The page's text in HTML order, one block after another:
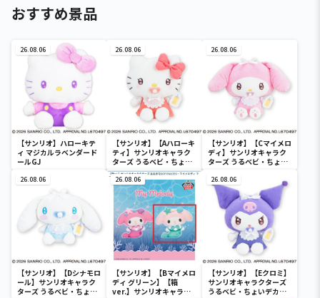
おすすめ景品
26.08.06
【サンリオ】ハローキテ
ィ マジカルラベンダード
ールGJ
26.08.06
【サンリオ】【Aハローキ
ティ】サンリオキャラク
ターズ うるベビ・ちょい
デカドール
26.08.06
【サンリオ】【Cマイメロ
ディ】サンリオキャラク
ターズ うるベビ・ちょい
26.08.06
【サンリオ】【Dシナモロ
ール】サンリオキャラク
ターズ うるベビ・ちょい
26.08.06
【サンリオ】【Bマイメロ
ディ グリーン】【箱
ver.】サンリオキャラク
26.08.06
【サンリオ】【Eクロミ】
サンリオキャラクターズ
うるベビ・ちょいデカド